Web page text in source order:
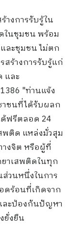
งการรับรู้ใน
ในชุมชน พร้อม
และชุมชน ไม่ตก
สร้างการรับรู้แก่
และ
"ท่านแจ้ง
าชนที่ได้รับผลก
ด้ฟรีตลอด 24
พติด แหล่งมั่วสุม
งจิต หรือผู้ที่
าเสพติดในทุก
วนหนึ่งในการ
ดร้อนที่เกิดจาก
ละป้องกันปัญหา
ยั่งยืน